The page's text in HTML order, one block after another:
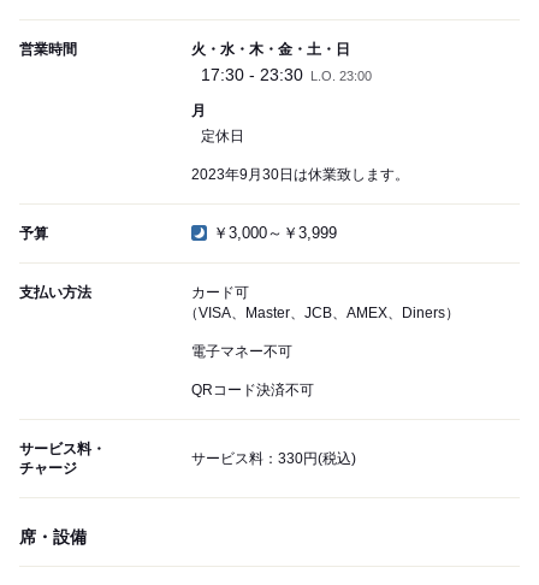
営業時間 火・水・木・金・土・日
17:30 - 23:30 L.O. 23:00
月
定休日
2023年9月30日は休業致します。
予算 ￥3,000～￥3,999
支払い方法
カード可
（VISA、Master、JCB、AMEX、Diners）
電子マネー不可
QRコード決済不可
サービス料・
チャージ
サービス料：330円(税込)
席・設備